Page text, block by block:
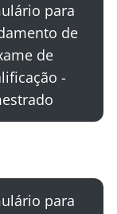
para
de
de
-
para